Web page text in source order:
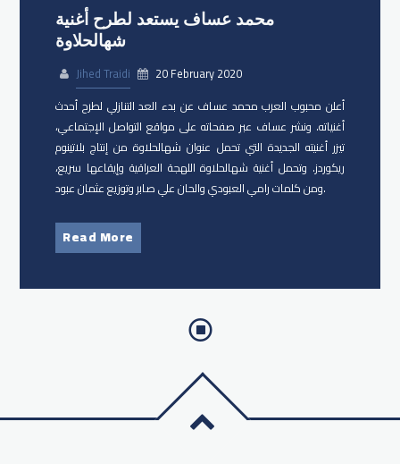
محمد عساف يستعد لطرح أغنية
شهالحلاوة
Jihed Traidi
20 February 2020
أعلن محبوب العرب محمد عساف عن بدء العد التنازلي لطرح أحدث
أغنياته. ونشر عساف عبر صفحاته على مواقع التواصل الإجتماعي،
تيزر أغنيته الجديدة التي تحمل عنوان شهالحلاوة من إنتاج بلاتينوم
ريكوردز. وتحمل أغنية شهالحلاوة اللهجة العراقية وإيقاعها سريع،
ومن كلمات رامي العبودي والحان علي صابر وتوزيع عثمان عبود.
Read More